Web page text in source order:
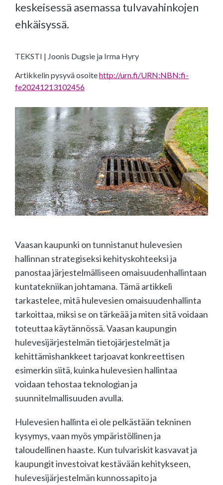
keskeisessä asemassa tulvavahinkojen
ehkäisyssä.
TEKSTI | Joonis Dugsie ja Irma Hyry
Artikkelin pysyvä osoitehttp://urn.fi/URN:NBN:fi-
fe20241213102456
Vaasan kaupunki on tunnistanut hulevesien
hallinnan strategiseksi kehityskohteeksi ja
panostaa järjestelmälliseen omaisuudenhallintaan
kuntatekniikan johtamana. Tämä artikkeli
tarkastelee, mitä hulevesien omaisuudenhallinta
tarkoittaa, miksi se on tärkeää ja miten sitä voidaan
toteuttaa käytännössä. Vaasan kaupungin
hulevesijärjestelmän tietojärjestelmät ja
kehittämishankkeet tarjoavat konkreettisen
esimerkin siitä, kuinka hulevesien hallintaa
voidaan tehostaa teknologian ja
suunnitelmallisuuden avulla.
Hulevesien hallinta ei ole pelkästään tekninen
kysymys, vaan myös ympäristöllinen ja
taloudellinen haaste. Kun tulvariskit kasvavat ja
kaupungit investoivat kestävään kehitykseen,
hulevesijärjestelmän kunnossapito ja